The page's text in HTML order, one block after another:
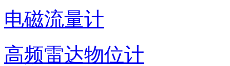
电磁流量计
高频雷达物位计